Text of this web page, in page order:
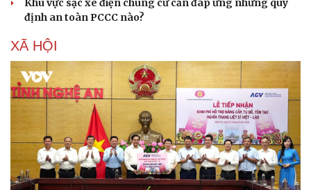
Doanh nghiệp
Công nghệ
định an toàn PCCC nào?
XÃ HỘI